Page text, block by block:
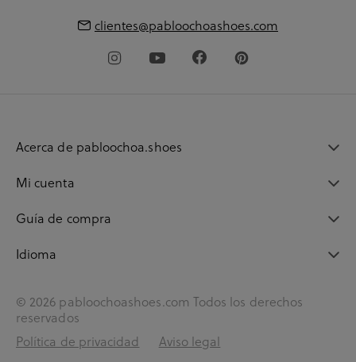
clientes@pabloochoashoes.com
Acerca de pabloochoa.shoes
Mi cuenta
Guía de compra
Idioma
© 2026 pabloochoashoes.com Todos los derechos
reservados
Política de privacidad
Aviso legal